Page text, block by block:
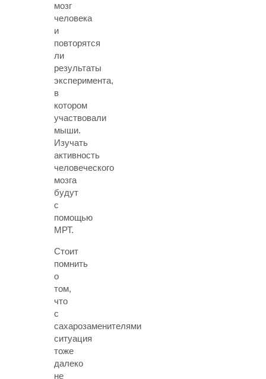
мозг
человека
и
повторятся
ли
результаты
эксперимента,
в
котором
участвовали
мыши.
Изучать
активность
человеческого
мозга
будут
с
помощью
МРТ.
Стоит
помнить
о
том,
что
с
сахарозаменителями
ситуация
тоже
далеко
не